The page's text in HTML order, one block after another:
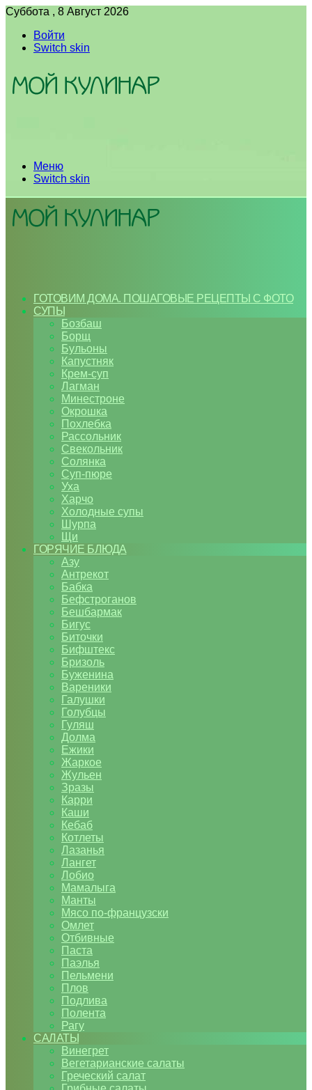
Суббота , 8 Август 2026
Войти
Switch skin
Меню
Switch skin
ГОТОВИМ ДОМА. ПОШАГОВЫЕ РЕЦЕПТЫ С ФОТО
СУПЫ
Бозбаш
Борщ
Бульоны
Капустняк
Крем-суп
Лагман
Минестроне
Окрошка
Похлебка
Рассольник
Свекольник
Солянка
Суп-пюре
Уха
Харчо
Холодные супы
Шурпа
Щи
ГОРЯЧИЕ БЛЮДА
Азу
Антрекот
Бабка
Бефстроганов
Бешбармак
Бигус
Биточки
Бифштекс
Бризоль
Буженина
Вареники
Галушки
Голубцы
Гуляш
Долма
Ежики
Жаркое
Жульен
Зразы
Карри
Каши
Кебаб
Котлеты
Лазанья
Лангет
Лобио
Мамалыга
Манты
Мясо по-французски
Омлет
Отбивные
Паста
Паэлья
Пельмени
Плов
Подлива
Полента
Рагу
САЛАТЫ
Винегрет
Вегетарианские салаты
Греческий салат